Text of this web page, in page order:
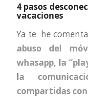
4 pasos
vacaciones
Ya te he
abuso del
whasapp, la
la
compartidas